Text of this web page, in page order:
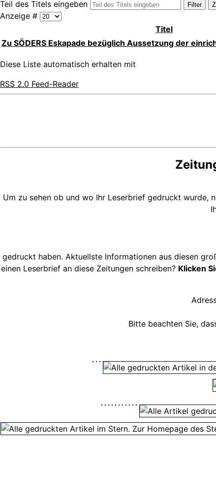
Teil des Titels eingeben Filter
Anzeige #
Titel
Zu SÖDERS Eskapade bezüglich Aussetzung der
Diese Liste automatisch erhalten mit
RSS 2.0 Feed-Reader
Um zu sehen ob und wo Ihr Leserbrief gedruckt wurde,
gedruckt haben. Aktuellste Informationen aus diesen
einen Leserbrief an diese Zeitungen schreiben? Klicken
Bitte beachten Sie,